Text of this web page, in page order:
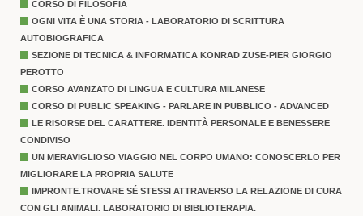
CORSO DI FILOSOFIA
OGNI VITA È UNA STORIA - LABORATORIO DI SCRITTURA
AUTOBIOGRAFICA
SEZIONE DI TECNICA & INFORMATICA KONRAD ZUSE-PIER GIORGIO
PEROTTO
CORSO AVANZATO DI LINGUA E CULTURA MILANESE
CORSO DI PUBLIC SPEAKING - PARLARE IN PUBBLICO - ADVANCED
LE RISORSE DEL CARATTERE. IDENTITÀ PERSONALE E BENESSERE
CONDIVISO
UN MERAVIGLIOSO VIAGGIO NEL CORPO UMANO: CONOSCERLO PER
MIGLIORARE LA PROPRIA SALUTE
IMPRONTE.TROVARE SÉ STESSI ATTRAVERSO LA RELAZIONE DI CURA
CON GLI ANIMALI. LABORATORIO DI BIBLIOTERAPIA.